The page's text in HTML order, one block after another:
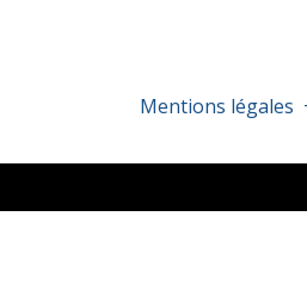
Mentions légales